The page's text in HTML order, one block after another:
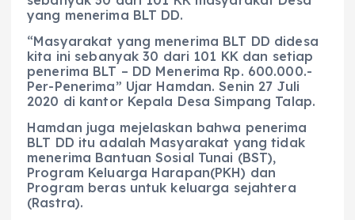
yang menerima BLT DD.
“Masyarakat yang menerima BLT DD didesa
kita ini sebanyak 30 dari 101 KK dan setiap
penerima BLT – DD Menerima Rp. 600.000.-
Per-Penerima” Ujar Hamdan. Senin 27 Juli
2020 di kantor Kepala Desa Simpang Talap.
Hamdan juga mejelaskan bahwa penerima
BLT DD itu adalah Masyarakat yang tidak
menerima Bantuan Sosial Tunai (BST),
Program Keluarga Harapan(PKH) dan
Program beras untuk keluarga sejahtera
(Rastra).